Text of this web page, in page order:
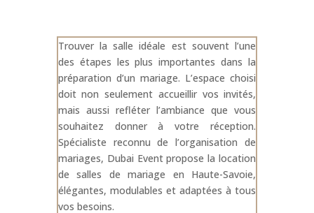
Trouver la salle idéale est souvent l’une
des étapes les plus importantes dans la
préparation d’un mariage. L’espace choisi
doit non seulement accueillir vos invités,
mais aussi refléter l’ambiance que vous
souhaitez donner à votre réception.
Spécialiste reconnu de l’organisation de
mariages, Dubai Event propose la location
de salles de mariage en Haute-Savoie,
élégantes, modulables et adaptées à tous
vos besoins.